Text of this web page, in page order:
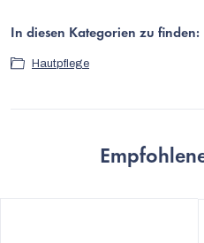
In diesen Kategorien zu finden:
Hautpflege